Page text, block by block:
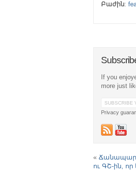
Բաժին:
If you
more just
Privacy
«
ու ԳՇ-ին,